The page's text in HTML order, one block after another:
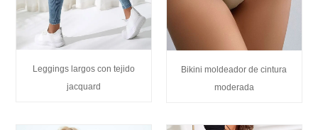
Leggings largos con tejido
jacquard
Bikini moldeador de cintura
moderada